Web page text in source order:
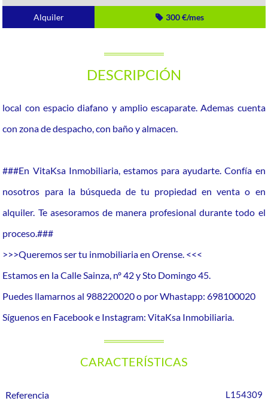
Alquiler 300 €/mes
DESCRIPCIÓN
local con espacio diafano y amplio escaparate. Ademas cuenta
con zona de despacho, con baño y almacen.
###En VitaKsa Inmobiliaria, estamos para ayudarte. Confía en
nosotros para la búsqueda de tu propiedad en venta o en
alquiler. Te asesoramos de manera profesional durante todo el
proceso.###
>>>Queremos ser tu inmobiliaria en Orense. <<<
Estamos en la Calle Sainza, nº 42 y Sto Domingo 45.
Puedes llamarnos al 988220020 o por Whastapp: 698100020
Síguenos en Facebook e Instagram: VitaKsa Inmobiliaria.
CARACTERÍSTICAS
Referencia L154309